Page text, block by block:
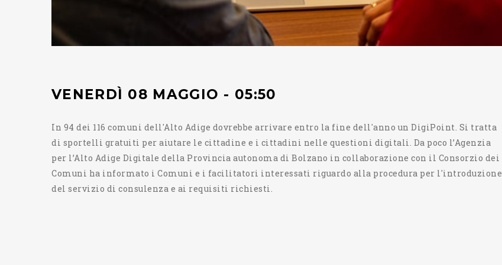
VENERDÌ 08 MAGGIO - 05:50
In 94 dei 116 comuni dell'Alto Adige dovrebbe arrivare entro la fine dell'anno un DigiPoint. Si tratta
di sportelli gratuiti per aiutare le cittadine e i cittadini nelle questioni digitali. Da poco l’Agenzia
per l’Alto Adige Digitale della Provincia autonoma di Bolzano in collaborazione con il Consorzio dei
Comuni ha informato i Comuni e i facilitatori interessati riguardo alla procedura per l'introduzione
del servizio di consulenza e ai requisiti richiesti.